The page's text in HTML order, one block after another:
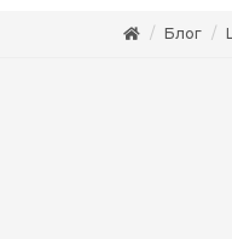
Блог